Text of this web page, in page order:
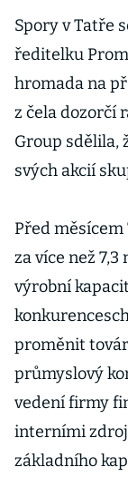
Spory v Tatře
ředitelku
hromada na
z čela dozorčí
Group sdělila,
svých akcií
Před měsícem
za více než
výrobní
proměnit
průmyslový
vedení firmy
interními
základního